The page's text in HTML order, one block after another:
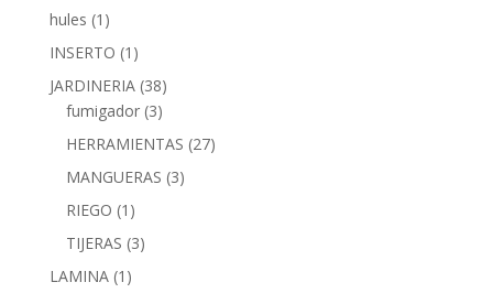
hules (1)
INSERTO (1)
JARDINERIA (38)
fumigador (3)
HERRAMIENTAS (27)
MANGUERAS (3)
RIEGO (1)
TIJERAS (3)
LAMINA (1)